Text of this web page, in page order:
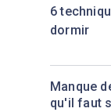
6
dormir
Manque
qu'il faut